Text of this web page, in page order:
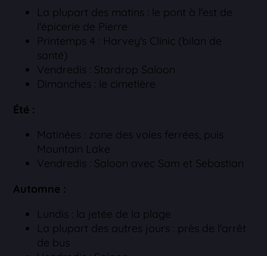
La plupart des matins : le pont à l'est de
l'épicerie de Pierre
Printemps 4 : Harvey's Clinic (bilan de
santé)
Vendredis : Stardrop Saloon
Dimanches : le cimetière
Été :
Matinées : zone des voies ferrées, puis
Mountain Lake
Vendredis : Saloon avec Sam et Sebastian
Automne :
Lundis : la jetée de la plage
La plupart des autres jours : près de l'arrêt
de bus